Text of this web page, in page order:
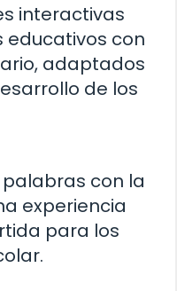
interactivas
educativos con
adaptados
de los
palabras con la
experiencia
para los